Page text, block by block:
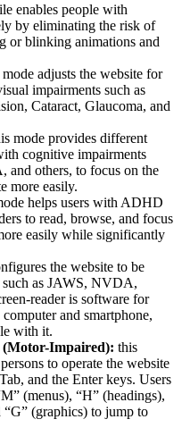
enables people with
by eliminating the risk of
or blinking animations and
adjusts the website for
impairments such as
Cataract, Glaucoma, and
mode provides different
cognitive impairments
and others, to focus on the
more easily.
helps users with ADHD
to read, browse, and focus
easily while significantly
the website to be
such as JAWS, NVDA,
reader is software for
and smartphone,
with it.
Impaired): this
to operate the website
and the Enter keys. Users
(menus), “H” (headings),
(graphics) to jump to